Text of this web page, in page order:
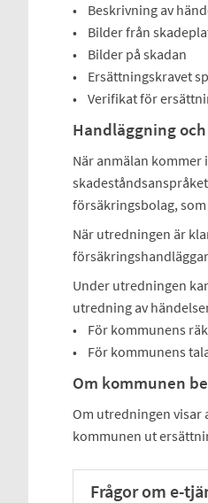
• Beskrivning av
• Bilder från
• Bilder på skadan
• Ersättningskravet
• Verifikat för
Handläggning
När anmälan
försäkringsbolag,
När utredningen är
Under utredningen
utredning av
• För kommunens
• För kommunens
Om kommunen
Om utredningen visar
kommunen ut
Frågor om e-